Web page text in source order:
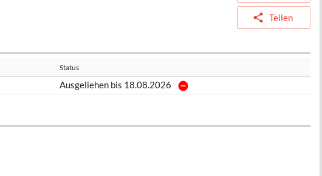
Teilen
Status
Ausgeliehen bis 18.08.2026